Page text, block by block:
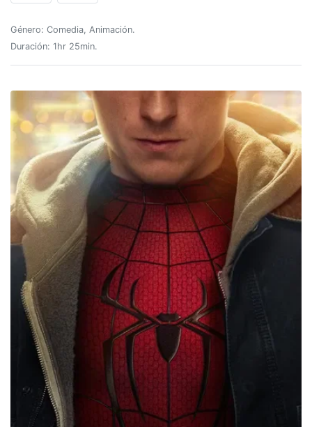
Género: Comedia, Animación.
Duración: 1hr 25min.